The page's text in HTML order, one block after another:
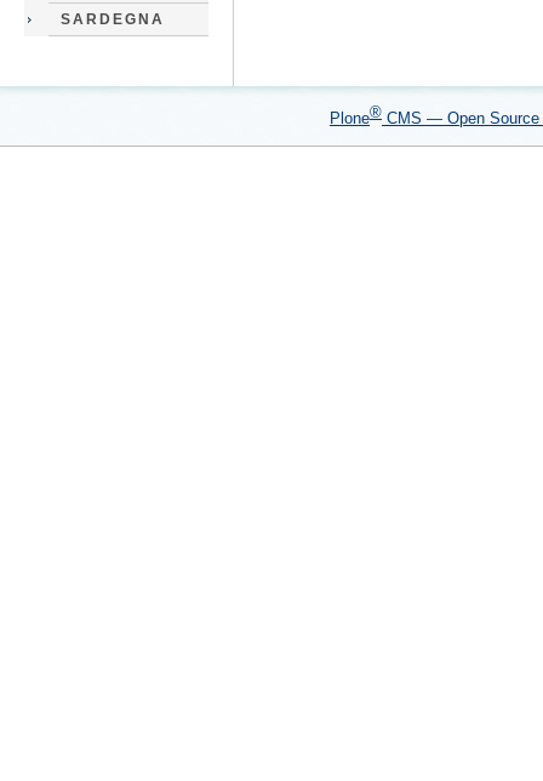
SARDEGNA
Plone® CMS — Open Source